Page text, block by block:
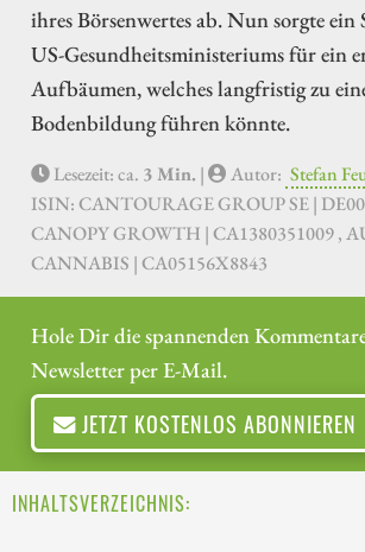
ihres Börsenwertes ab. Nun sorgte ein
US-Gesundheitsministeriums für ein
Aufbäumen, welches langfristig zu
Bodenbildung führen könnte.
Lesezeit: ca. 3 Min. | Autor: Stefan
ISIN: CANTOURAGE GROUP SE |
CANOPY GROWTH | CA1380351009 ,
CANNABIS | CA05156X8843
Hole Dir die spannenden
Newsletter per E-Mail.
JETZT KOSTENLOS ABONNIEREN
INHALTSVERZEICHNIS: